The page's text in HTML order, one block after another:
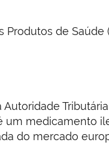
de Saúde
um medicamento
do mercado